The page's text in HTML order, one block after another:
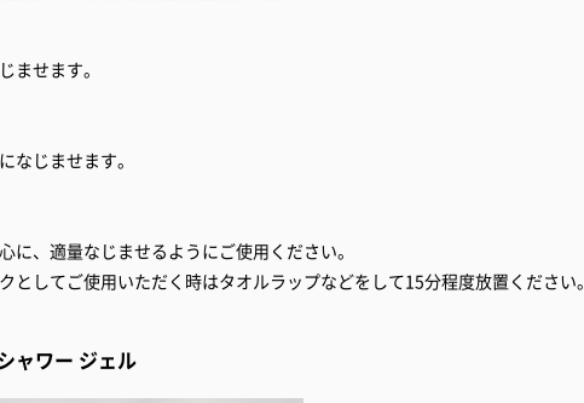
ませます。
なじませます。
に、適量なじませるようにご使用ください。
としてご使用いただく時はタオルラップなどをして15分程度放置ください。
ャワー ジェル